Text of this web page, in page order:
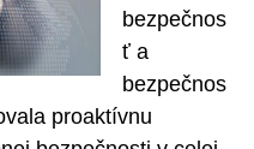
bezpečnos
ť a
bezpečnos
proaktívnu